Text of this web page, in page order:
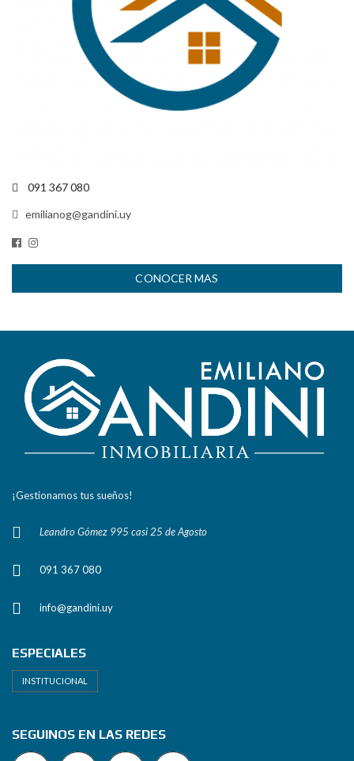
091 367 080
emilianog@gandini.uy
CONOCER MAS
¡Gestionamos tus sueños!
Leandro Gómez 995 casi 25 de Agosto
091 367 080
info@gandini.uy
ESPECIALES
INSTITUCIONAL
SEGUINOS EN LAS REDES